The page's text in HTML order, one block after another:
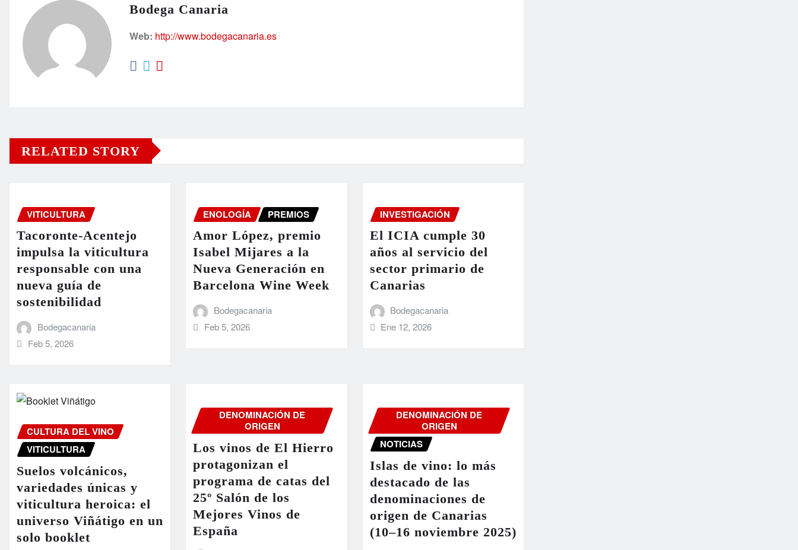
Bodega Canaria
Web: http://www.bodegacanaria.es
RELATED STORY
VITICULTURA
Tacoronte-Acentejo
impulsa la viticultura
responsable con una
nueva guía de
sostenibilidad
Bodegacanaria
Feb 5, 2026
ENOLOGÍA PREMIOS
Amor López, premio
Isabel Mijares a la
Nueva Generación en
Barcelona Wine Week
Bodegacanaria
Feb 5, 2026
INVESTIGACIÓN
El ICIA cumple 30
años al servicio del
sector primario de
Canarias
Bodegacanaria
Ene 12, 2026
CULTURA DEL VINO
VITICULTURA
Suelos volcánicos,
variedades únicas y
viticultura heroica: el
universo Viñátigo en un
solo booklet
DENOMINACIÓN DE
ORIGEN
Los vinos de El Hierro
protagonizan el
programa de catas del
25º Salón de los
Mejores Vinos de
España
DENOMINACIÓN DE
ORIGEN
NOTICIAS
Islas de vino: lo más
destacado de las
denominaciones de
origen de Canarias
(10–16 noviembre 2025)